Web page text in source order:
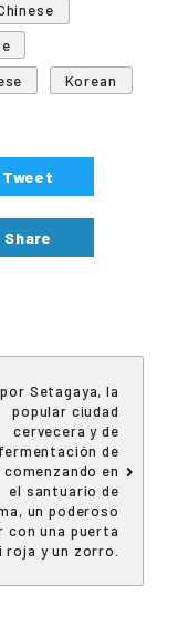
Korean
Tweet
Share
Setagaya, la
popular ciudad
cervecera y de
fermentación de
en
el santuario de
un poderoso
con una puerta
y un zorro.